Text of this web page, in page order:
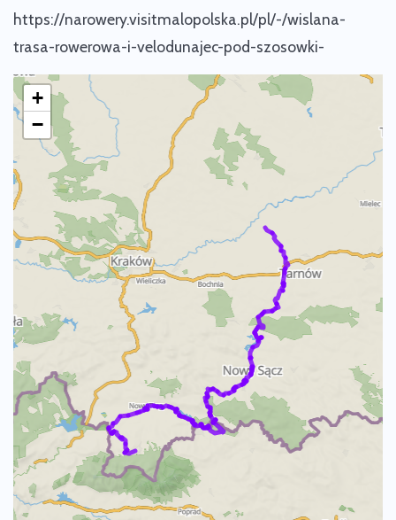
https://narowery.visitmalopolska.pl/pl/-/wislana-
trasa-rowerowa-i-velodunajec-pod-szosowki-
+
−